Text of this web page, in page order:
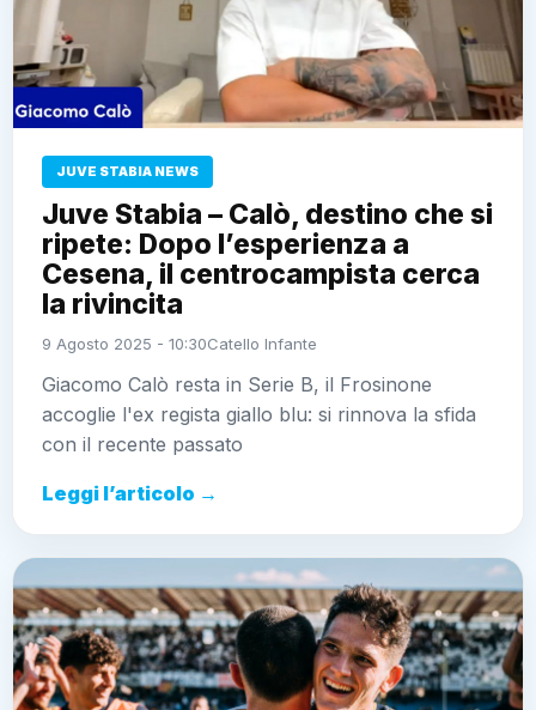
JUVE STABIA NEWS
Juve Stabia – Calò, destino che si
ripete: Dopo l’esperienza a
Cesena, il centrocampista cerca
la rivincita
9 Agosto 2025 - 10:30Catello Infante
Giacomo Calò resta in Serie B, il Frosinone
accoglie l'ex regista giallo blu: si rinnova la sfida
con il recente passato
Leggi l’articolo →